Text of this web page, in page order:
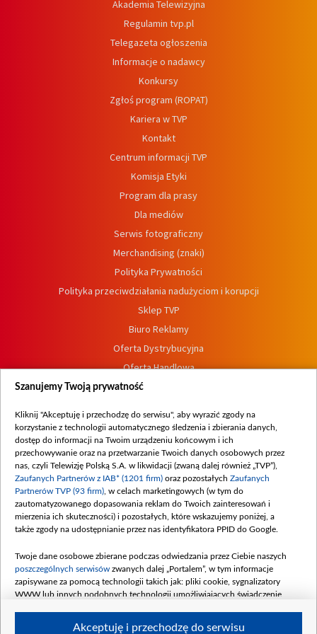
Akademia Telewizyjna
Regulamin tvp.pl
Telegazeta ogłoszenia
Informacje o nadawcy
Konkursy
Zgłoś program (ROPAT)
Kariera w TVP
Kontakt
Centrum informacji TVP
Komisja Etyki
Program dla prasy
Dla mediów
Serwis fotograficzny
Merchandising (znaki)
Polityka Prywatności
Polityka przeciwdziałania nadużyciom i korupcji
Sklep TVP
Biuro Reklamy
Oferta Dystrybucyjna
Oferta Handlowa
Dostępność
Procedura zgłoszeń wewnętrznych
Szanujemy Twoją prywatność
Kliknij "Akceptuję i przechodzę do serwisu", aby wyrazić zgody na
korzystanie z technologii automatycznego śledzenia i zbierania danych,
dostęp do informacji na Twoim urządzeniu końcowym i ich
przechowywanie oraz na przetwarzanie Twoich danych osobowych przez
nas, czyli Telewizję Polską S.A. w likwidacji (zwaną dalej również „TVP”),
Zaufanych Partnerów z IAB* (1201 firm) oraz pozostałych Zaufanych
Partnerów TVP (93 firm) , w celach marketingowych (w tym do
zautomatyzowanego dopasowania reklam do Twoich zainteresowań i
mierzenia ich skuteczności) i pozostałych, które wskazujemy poniżej, a
także zgody na udostępnianie przez nas identyfikatora PPID do Google.
Twoje dane osobowe zbierane podczas odwiedzania przez Ciebie naszych
poszczególnych serwisów zwanych dalej „Portalem”, w tym informacje
zapisywane za pomocą technologii takich jak: pliki cookie, sygnalizatory
WWW lub innych podobnych technologii umożliwiających świadczenie
Akceptuję i przechodzę do serwisu